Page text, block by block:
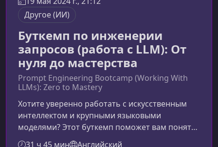
Другое (ИИ)
Буткемп по инженерии
запросов (работа с LLM): От
нуля до мастерства
Prompt Engineering Bootcamp (Working With
LLMs): Zero to Mastery
Хотите уверенно работать с искусственным
интеллектом и крупными языковыми
моделями? Этот буткемп поможет вам понять
механику LLM, научит создавать эффективные
31 ч 45 мин Английский